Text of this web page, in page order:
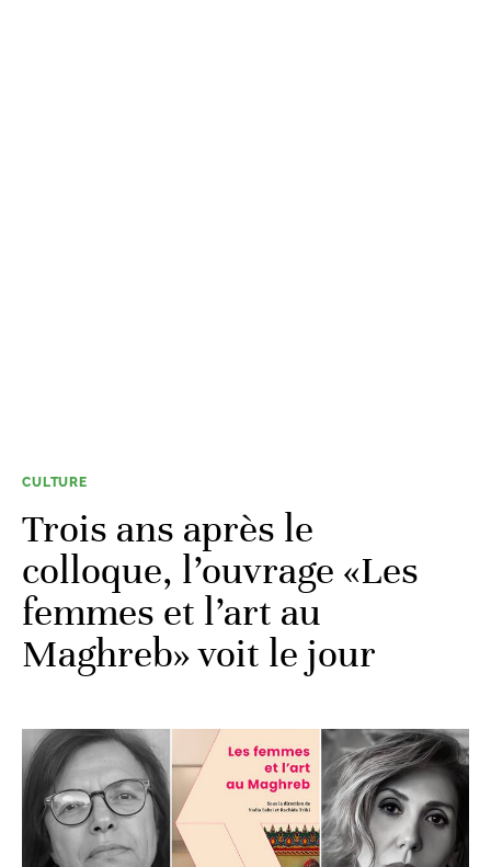
CULTURE
Trois ans après le
colloque, l’ouvrage «Les
femmes et l’art au
Maghreb» voit le jour